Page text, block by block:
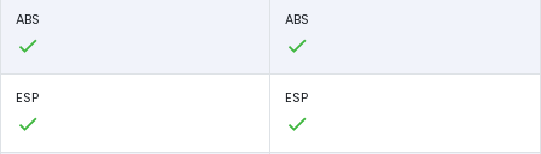
ABS ABS
ESP ESP